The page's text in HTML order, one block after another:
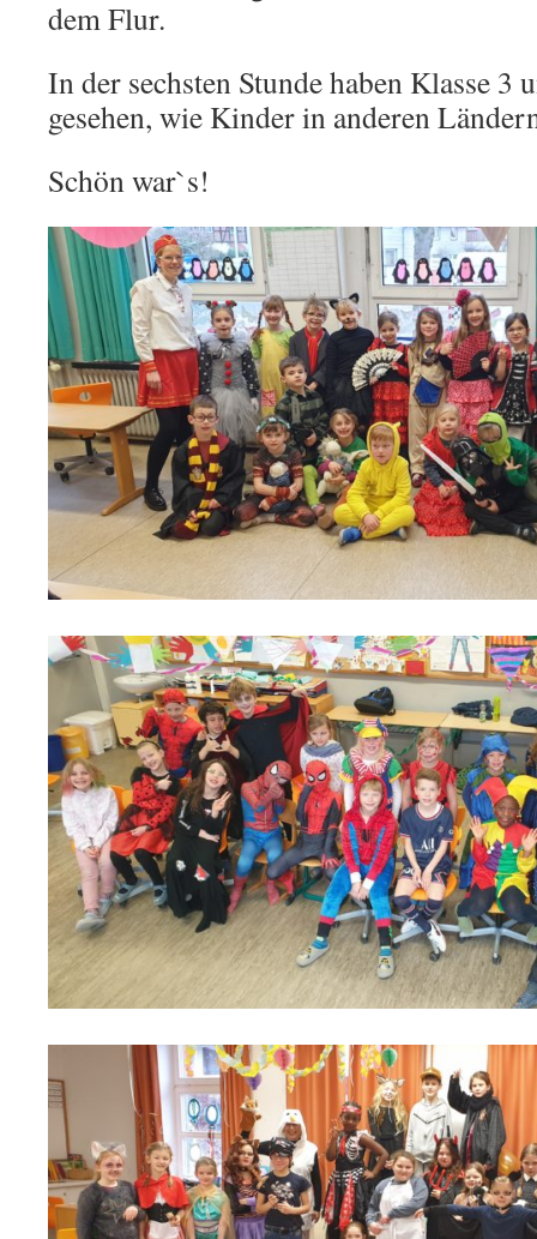
dem Flur.
In der sechsten Stunde haben Klasse 3
gesehen, wie Kinder in anderen
Schön war`s!